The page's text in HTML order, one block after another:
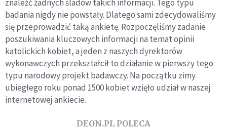
znaleźć żadnych śladów takich informacji. Tego typu
badania nigdy nie powstały. Dlatego sami zdecydowaliśmy
się przeprowadzić taką ankietę. Rozpoczęliśmy zadanie
poszukiwania kluczowych informacji na temat opinii
katolickich kobiet, a jeden z naszych dyrektorów
wykonawczych przekształcił to działanie w pierwszy tego
typu narodowy projekt badawczy. Na początku zimy
ubiegłego roku ponad 1500 kobiet wzięło udział w naszej
internetowej ankiecie.
DEON.PL POLECA